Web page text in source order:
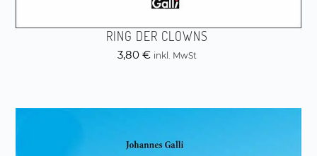
RING DER CLOWNS
3,80 € inkl. MwSt